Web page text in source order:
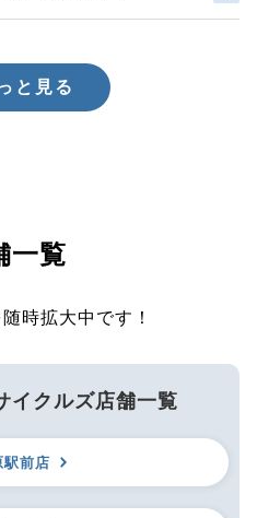
と見る
一覧
時拡大中です！
イクルズ店舗一覧
駅前店